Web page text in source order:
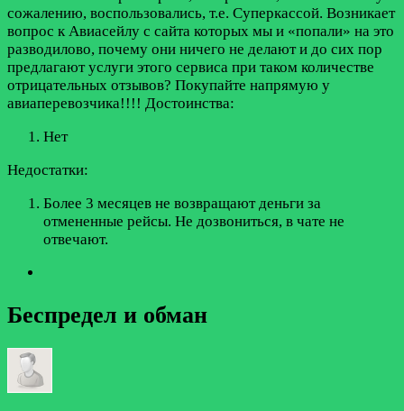
сожалению, воспользовались, т.е. Суперкассой. Возникает
вопрос к Авиасейлу с сайта которых мы и «попали» на это
разводилово, почему они ничего не делают и до сих пор
предлагают услуги этого сервиса при таком количестве
отрицательных отзывов? Покупайте напрямую у
авиаперевозчика!!!! Достоинства:
Нет
Недостатки:
Более 3 месяцев не возвращают деньги за
отмененные рейсы. Не дозвониться, в чате не
отвечают.
Беспредел и обман